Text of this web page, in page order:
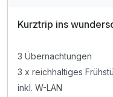
Kurztrip ins
3 Übernachtungen
3 x reichhaltiges
inkl. W-LAN